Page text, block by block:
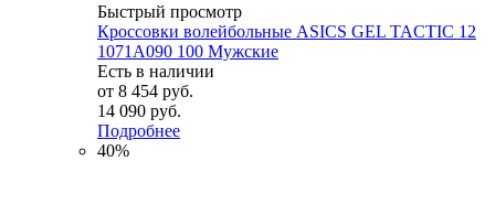
Быстрый просмотр
Кроссовки волейбольные ASICS GEL TACTIC 12
1071A090 100 Мужские
Есть в наличии
от 8 454 руб.
14 090 руб.
Подробнее
40%